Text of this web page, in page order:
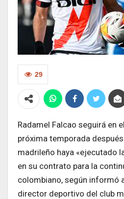
29
Radamel Falcao seguirá en
próxima temporada
madrileño haya «ejecutado
en su contrato para la
colombiano, según informó
director deportivo del club